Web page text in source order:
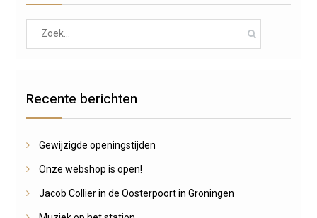
Search
Recente berichten
Gewijzigde openingstijden
Onze webshop is open!
Jacob Collier in de Oosterpoort in Groningen